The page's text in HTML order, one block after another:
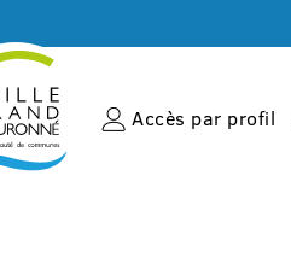
Accès par profil